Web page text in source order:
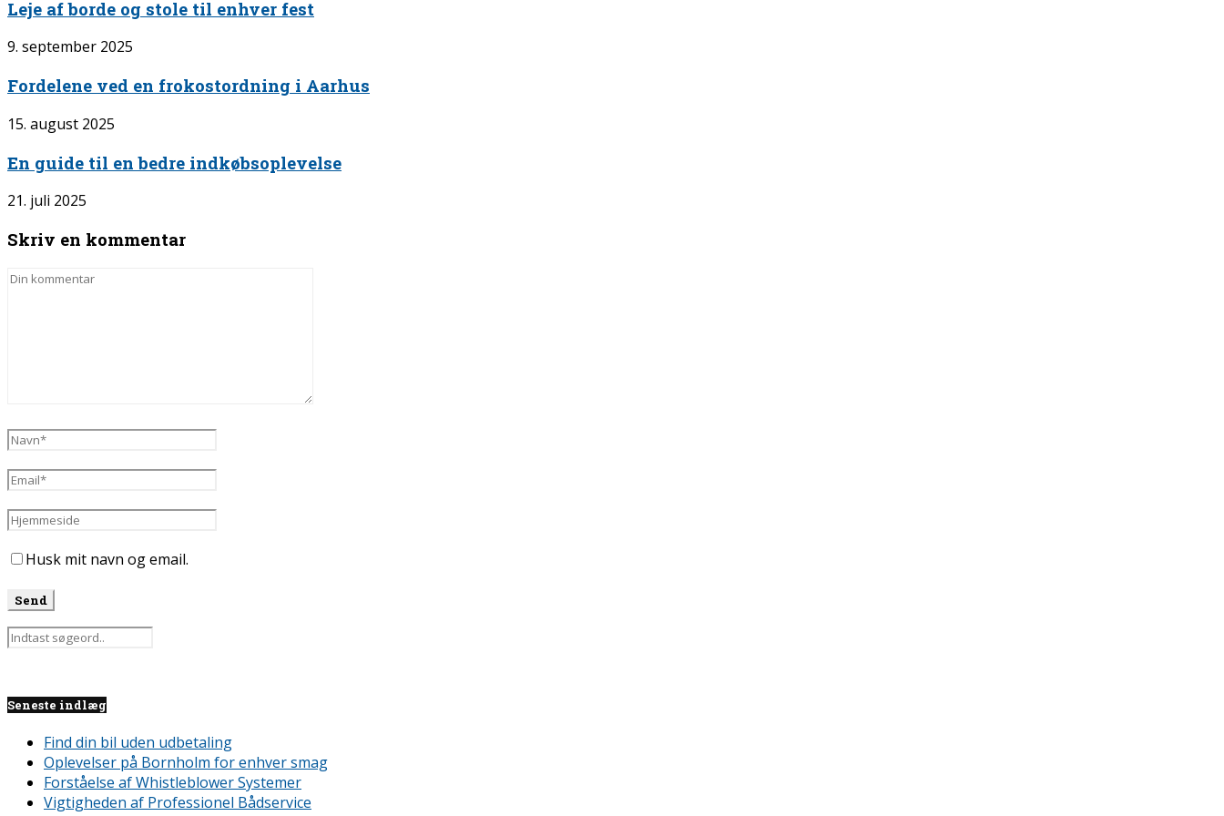
Leje af borde og stole til enhver fest
9. september 2025
Fordelene ved en frokostordning i Aarhus
15. august 2025
En guide til en bedre indkøbsoplevelse
21. juli 2025
Skriv en kommentar
Husk mit navn og email.
Seneste indlæg
Find din bil uden udbetaling
Oplevelser på Bornholm for enhver smag
Forståelse af Whistleblower Systemer
Vigtigheden af Professionel Bådservice